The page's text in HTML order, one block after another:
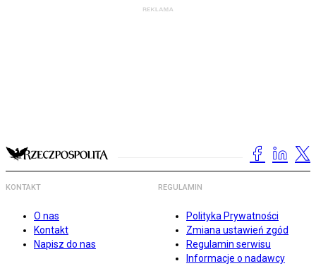
KONTAKT
O nas
Kontakt
Napisz do nas
REGULAMIN
Polityka Prywatności
Zmiana ustawień zgód
Regulamin serwisu
Informacje o nadawcy